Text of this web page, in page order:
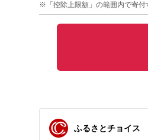
※「控除上限額」の範囲内で寄付
ふるさとチョイス